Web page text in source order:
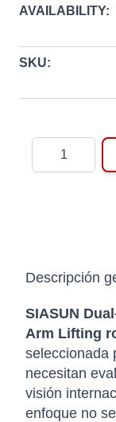
AVAILABILITY:
SKU:
Descripción
SIASUN
Arm Lifting
seleccionada
necesitan
visión
enfoque no